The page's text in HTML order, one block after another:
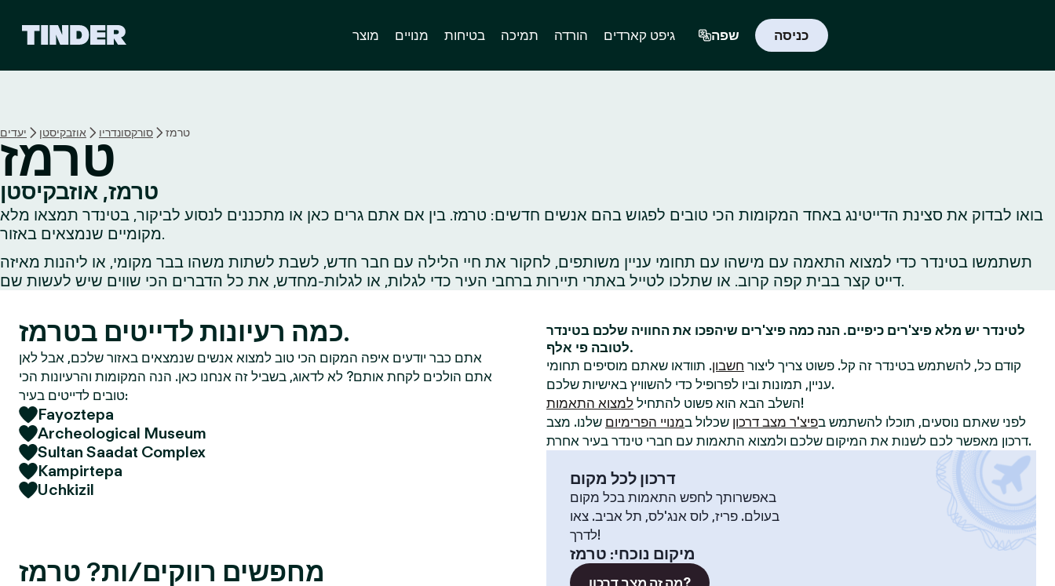
ש
נ
ר
מוצר מנויים בטיחות תמיכה הורדה גיפט קארדים שפה כניסה
יעדים אוזבקיסטן סורקסונדריו טרמז טרמז
טרמז, אוזבקיסטן
בואו לבדוק את סצינת הדייטינג באחד המקומות הכי טובים לפגוש בהם אנשים חדשים: טרמז. בין אם אתם גרים כאן או מתכננים לנסוע לביקור, בטינדר תמצאו מלא
מקומיים שנמצאים באזור.
תשתמשו בטינדר כדי למצוא התאמה עם מישהו עם תחומי עניין משותפים, לחקור את חיי הלילה עם חבר חדש, לשבת לשתות משהו בבר מקומי, או ליהנות מאיזה
דייט קצר בבית קפה קרוב. או שתלכו לטייל באתרי תיירות ברחבי העיר כדי לגלות, או לגלות‑מחדש, את כל הדברים הכי שווים שיש לעשות שם.
כמה רעיונות לדייטים בטרמז.
אתם כבר יודעים איפה המקום הכי טוב למצוא אנשים שנמצאים באזור שלכם, אבל לאן
אתם הולכים לקחת אותם? לא לדאוג, בשביל זה אנחנו כאן. הנה המקומות והרעיונות הכי
טובים לדייטים בעיר:
Fayoztepa
Archeological Museum
Sultan Saadat Complex
Kampirtepa
Uchkizil
מחפשים רווקים/ות? טרמז
לטינדר יש מלא פיצ'רים כיפיים. הנה כמה פיצ'רים שיהפכו את החוויה שלכם בטינדר
לטובה פי אלף.
קודם כל, להשתמש בטינדר זה קל. פשוט צריך ליצור חשבון. תוודאו שאתם מוסיפים תחומי
עניין, תמונות וביו לפרופיל כדי להשוויץ באישיות שלכם.
השלב הבא הוא פשוט להתחיל למצוא התאמות
!
לפני שאתם נוסעים, תוכלו להשתמש בפיצ'ר מצב דרכון שכלול במנויי הפרימיום שלנו. מצב
דרכון מאפשר לכם לשנות את המיקום שלכם ולמצוא התאמות עם חברי טינדר בעיר אחרת.
דרכון לכל מקום
באפשרותך לחפש התאמות בכל מקום
בעולם. פריז, לוס אנג'לס, תל אביב. צאו
לדרך!
מיקום נוכחי: טרמז
מה זה מצב דרכון?